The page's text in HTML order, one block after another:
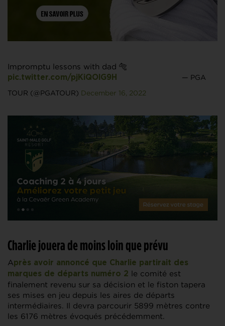
Impromptu lessons with dad 🐅
pic.twitter.com/pjKiQOlG9H — PGA
TOUR (@PGATOUR) December 16, 2022
Charlie jouera de moins loin que prévu
Après avoir annoncé que Charlie partirait des
marques de départs numéro 2 le comité est
finalement revenu sur sa décision et le fiston tapera
ses mises en jeu depuis les aires de départs
intermédiaires. Il devra parcourir 5899 mètres contre
les 6176 mètres évoqués précédemment.